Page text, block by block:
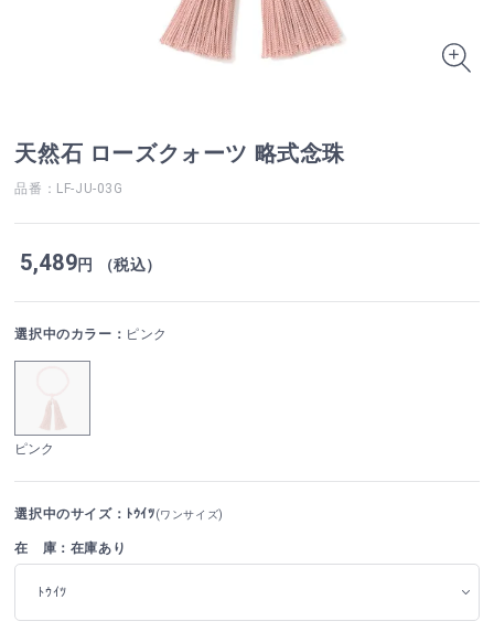
天然石 ローズクォーツ 略式念珠
品番：LF-JU-03G
5,489円 （税込）
選択中のカラー： ピンク
ピンク
選択中のサイズ：ﾄｳｲﾂ(ワンサイズ)
在 庫：在庫あり
ﾄｳｲﾂ